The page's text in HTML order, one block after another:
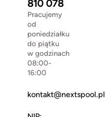
810 078
Pracujemy
od
poniedziałku
do piątku
w godzinach
08:00-
16:00
kontakt@nextspool.pl